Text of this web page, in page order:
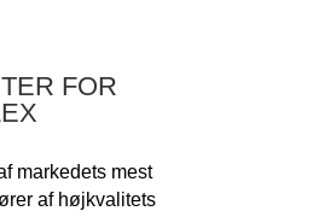
FOR
markedets mest
af højkvalitets